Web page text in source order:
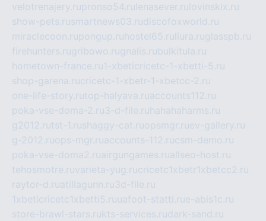
velotrenajery.rupronso54.ru lenasever.ru lovinskix.ru
show-pets.rusmartnews03.rudiscofoxworld.ru
miraclecoon.rupongup.ru hostel65.ru liura.ruglasspb.ru
firehunters.rugribowo.rugnalis.rubulkitula.ru
hometown-france.ru1-xbeticricetc-1-xbetti-5.ru
shop-garena.rucricetc-1-xbetr-1-xbetcc-2.ru
one-life-story.rutop-halyava.ruaccounts112.ru
poka-vse-doma-2.ru3-d-file.ru hahahaharms.ru
g2012.rutst-1.rushaggy-cat.ruopsmgr.ruev-gallery.ru
g-2012.ruops-mgr.ruaccounts-112.rucsm-demo.ru
poka-vse-doma2.ruairgungames.ruallseo-host.ru
tehosmotre.ruvarieta-yug.rucricetc1xbetr1xbetcc2.ru
raytor-d.ruatillagunn.ru3d-file.ru
1xbeticricetc1xbetti5.ruuafoot-statti.rue-abis1c.ru
store-brawl-stars.rukts-services.rudark-sand.ru